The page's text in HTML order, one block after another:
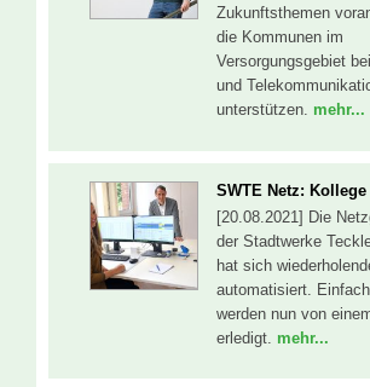
Zukunftsthemen
die Kommunen im
Versorgungsgebiet
und
unterstützen. mehr...
SWTE Netz:
[20.08.2021] Die
der Stadtwerke
hat sich
automatisiert.
werden nun von
erledigt. mehr...